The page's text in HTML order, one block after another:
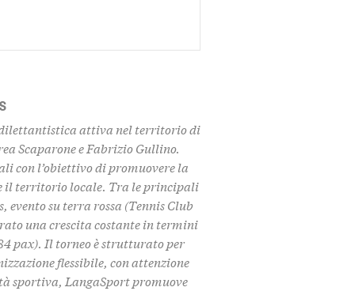
dilettantistica attiva nel territorio di
Scaparone e Fabrizio Gullino.
con l’obiettivo di promuovere la
il territorio locale. Tra le principali
su terra rossa (Tennis Club
una crescita costante in termini
pax). Il torneo è strutturato per
flessibile, con attenzione
sportiva, LangaSport promuove